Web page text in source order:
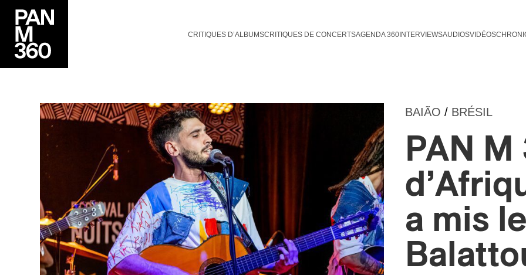
CRITIQUES D’ALBUMSCRITIQUES DE CONCERTSAGENDA 360INTERVIEWSAUDIOSVIDÉOS
BAIÃO / BRÉSIL
PAN
a mis